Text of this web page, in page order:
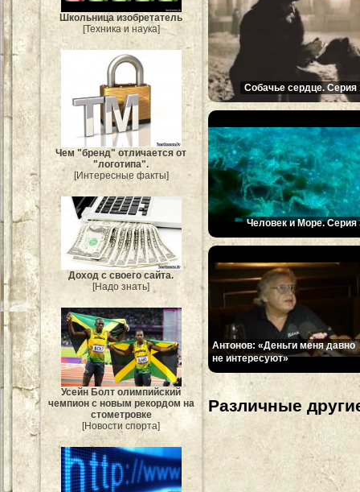
Школьница изобретатель
[Техника и наука]
Чем "бренд" отличается от
"логотипа".
[Интересные факты]
Доход с своего сайта.
[Надо знать]
Усейн Болт олимпийский
чемпион с новым рекордом на
стометровке
[Новости спорта]
Собачье сердце. Серия
Человек и Море. Серия
Антонов: «Деньги меня давно
не интересуют»
Различные